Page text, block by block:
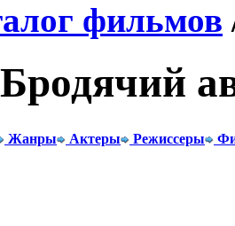
фильмов
Жанры Актеры Режиссеры